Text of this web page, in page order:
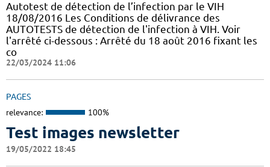
Autotest de détection de l’infection par le VIH
18/08/2016 Les Conditions de délivrance des
AUTOTESTS de détection de l'infection à VIH. Voir
l'arrêté ci-dessous : Arrêté du 18 août 2016 fixant les
co
22/03/2024 11:06
PAGES
relevance: 100%
Test images newsletter
19/05/2022 18:45